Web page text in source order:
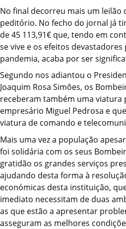
No final decorreu mais um leilão
peditório. No fecho do jornal já
de 45 113,91€ que, tendo em
se vive e os efeitos
pandemia, acaba por ser
Segundo nos adiantou o
Joaquim Rosa Simões, os
receberam também uma viatura
empresário Miguel Pedrosa e
viatura de comando e
Mais uma vez a população
foi solidária com os seus
gratidão os grandes serviços
ajudando desta forma à
económicas desta instituição,
imediato necessitam de duas
as que estão a apresentar
asseguram as melhores